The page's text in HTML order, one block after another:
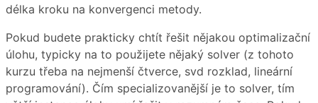
délka kroku na konvergenci metody.
Pokud budete prakticky chtít řešit nějakou optimalizační
úlohu, typicky na to použijete nějaký solver (z tohoto
kurzu třeba na nejmenší čtverce, svd rozklad, lineární
programování). Čím specializovanější je to solver, tím